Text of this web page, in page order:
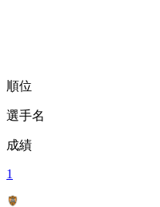
順位
選手名
成績
1